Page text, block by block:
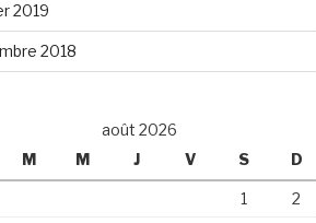
2019
2018
août 2026
M M J V S D
1
2